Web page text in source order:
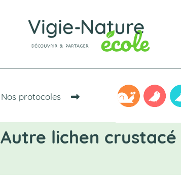
Nos protocoles
Autre lichen crustacé